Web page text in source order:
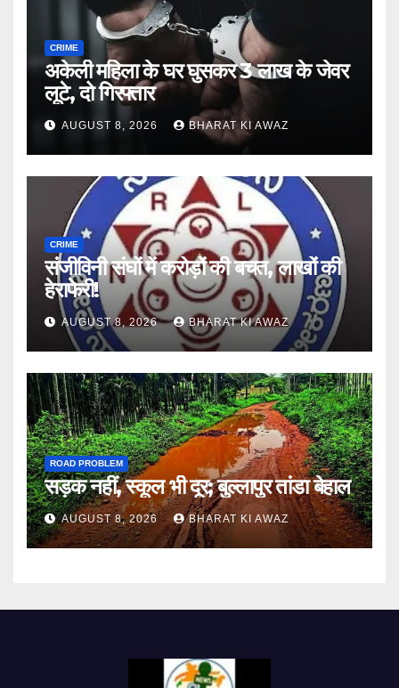
CRIME
अकेली महिला के घर घुसकर 3 लाख के जेवर
लूटे, दो गिरफ्तार
AUGUST 8, 2026 BHARAT KI AWAZ
CRIME
संजीविनी संघों में करोड़ों की बचत, लाखों की
हेराफेरी!
AUGUST 8, 2026 BHARAT KI AWAZ
ROAD PROBLEM
सड़क नहीं, स्कूल भी दूर; बुल्लापुर तांडा बेहाल
AUGUST 8, 2026 BHARAT KI AWAZ